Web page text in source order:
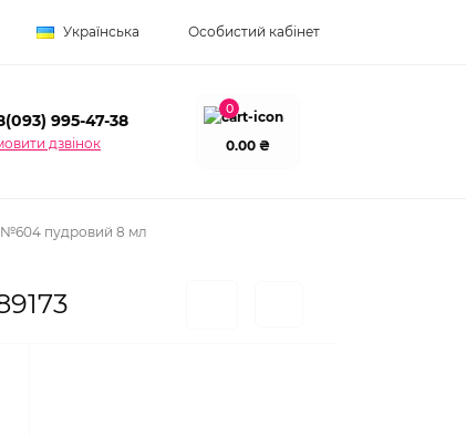
Українська Особистий кабінет
995-47-38
дзвінок
0
0.00 ₴
№604 пудровий 8 мл